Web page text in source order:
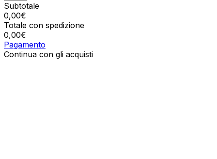
Subtotale
0,00€
Totale con spedizione
0,00€
Pagamento
Continua con gli acquisti